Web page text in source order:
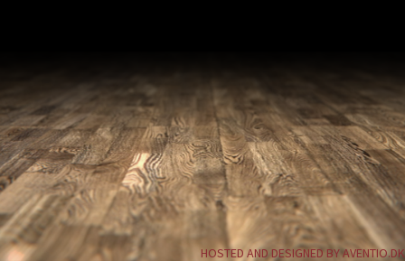
HOSTED AND DESIGNED BY AVENTIO.DK